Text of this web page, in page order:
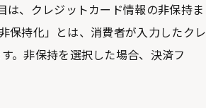
、クレジットカード情報の非保持ま
保持化」とは、消費者が入力したクレ
。非保持を選択した場合、決済フ